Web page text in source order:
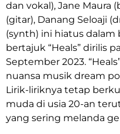
dan vokal), Jane Maura
(gitar), Danang Seloaji
(synth) ini hiatus dalam
bertajuk “Heals” dirilis
September 2023.
nuansa musik dream
Lirik-liriknya tetap
muda di usia 20-an
yang sering melanda